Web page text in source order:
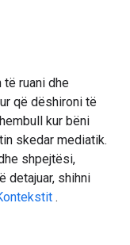
të ruani dhe
që dëshironi të
kur bëni
skedar mediatik.
shpejtësi,
detajuar, shihni
.